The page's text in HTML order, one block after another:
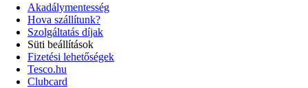
Akadálymentesség
Hova szállítunk?
Szolgáltatás díjak
Süti beállítások
Fizetési lehetőségek
Tesco.hu
Clubcard